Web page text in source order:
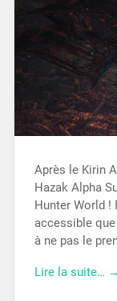
Après le Kirin
Hazak Alpha
Hunter World !
accessible
à ne pas le
Lire la suite… →